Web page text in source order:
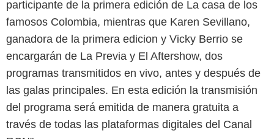
participante de la primera edición de La casa de los
famosos Colombia, mientras que Karen Sevillano,
ganadora de la primera edicion y Vicky Berrio se
encargarán de La Previa y El Aftershow, dos
programas transmitidos en vivo, antes y después de
las galas principales. En esta edición la transmisión
del programa será emitida de manera gratuita a
través de todas las plataformas digitales del Canal